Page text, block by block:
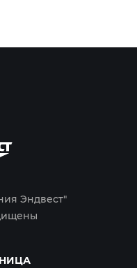
Эндвест"